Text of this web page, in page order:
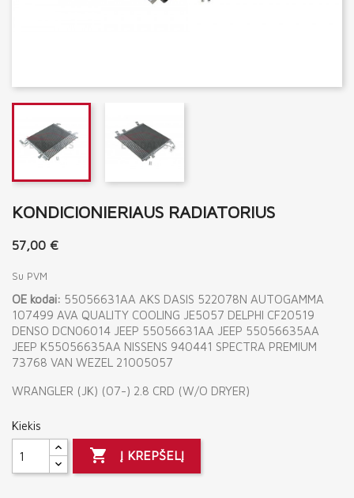
KONDICIONIERIAUS RADIATORIUS
57,00 €
Su PVM
OE kodai: 55056631AA AKS DASIS 522078N AUTOGAMMA
107499 AVA QUALITY COOLING JE5057 DELPHI CF20519
DENSO DCN06014 JEEP 55056631AA JEEP 55056635AA
JEEP K55056635AA NISSENS 940441 SPECTRA PREMIUM
73768 VAN WEZEL 21005057
WRANGLER (JK) (07-) 2.8 CRD (W/O DRYER)
Kiekis
 Į KREPŠELĮ